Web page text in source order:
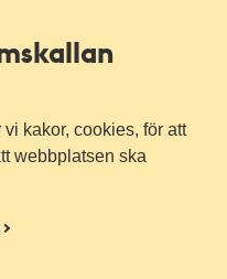
kakor, cookies, för att
webbplatsen ska